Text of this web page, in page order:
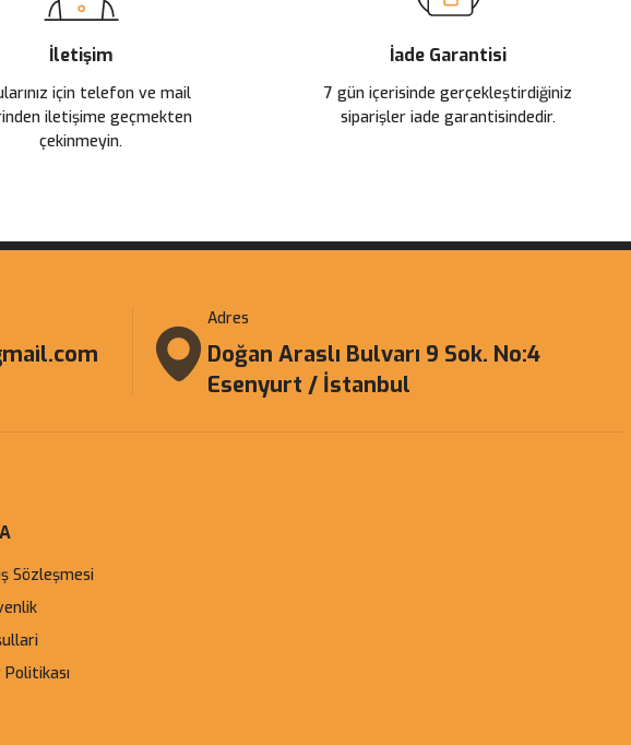
İletişim
için telefon ve mail
iletişime geçmekten
çekinmeyin.
İade Garantisi
7 gün içerisinde gerçekleştirdiğiniz
siparişler iade garantisindedir.
Adres
Doğan Araslı Bulvarı 9 Sok. No:4
Esenyurt / İstanbul
Sözleşmesi